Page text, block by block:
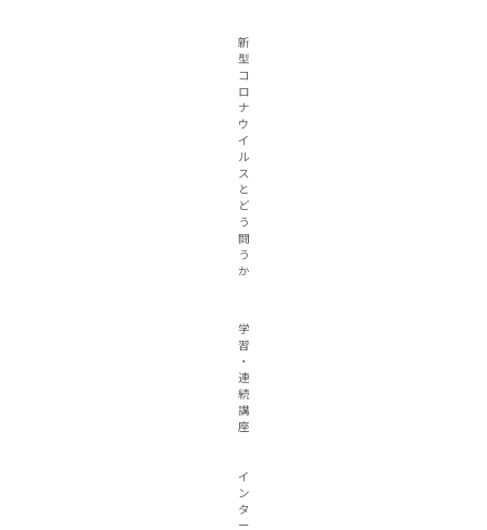
新
型
コ
ロ
ナ
ウ
イ
ル
ス
と
ど
う
闘
う
か
学
習
・
連
続
講
座
イ
ン
タ
ー